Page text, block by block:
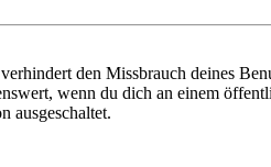
den Missbrauch deines
wenn du dich an einem
ausgeschaltet.